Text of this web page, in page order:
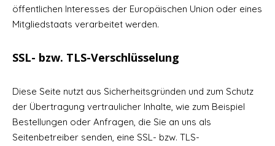
öffentlichen Interesses der Europäischen Union oder eines
Mitgliedstaats verarbeitet werden.
SSL- bzw. TLS-Verschlüsselung
Diese Seite nutzt aus Sicherheitsgründen und zum Schutz
der Übertragung vertraulicher Inhalte, wie zum Beispiel
Bestellungen oder Anfragen, die Sie an uns als
Seitenbetreiber senden, eine SSL- bzw. TLS-